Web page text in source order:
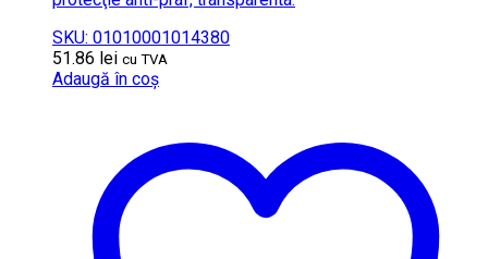
SKU: 01010001014380
51.86 lei cu TVA
Adaugă în coș